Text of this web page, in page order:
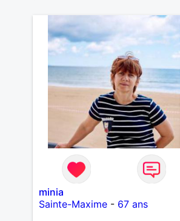
minia
Sainte-Maxime- 67 ans